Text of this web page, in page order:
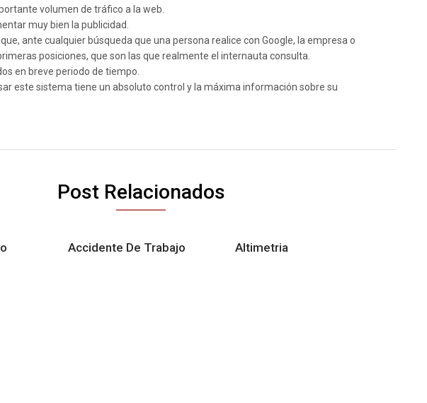
volumen de tráfico a la web.
muy bien la publicidad.
ante cualquier búsqueda que una persona realice con Google, la empresa o
posiciones, que son las que realmente el internauta consulta.
en breve periodo de tiempo.
este sistema tiene un absoluto control y la máxima información sobre su
Post Relacionados
Accidente De Trabajo Altimetria